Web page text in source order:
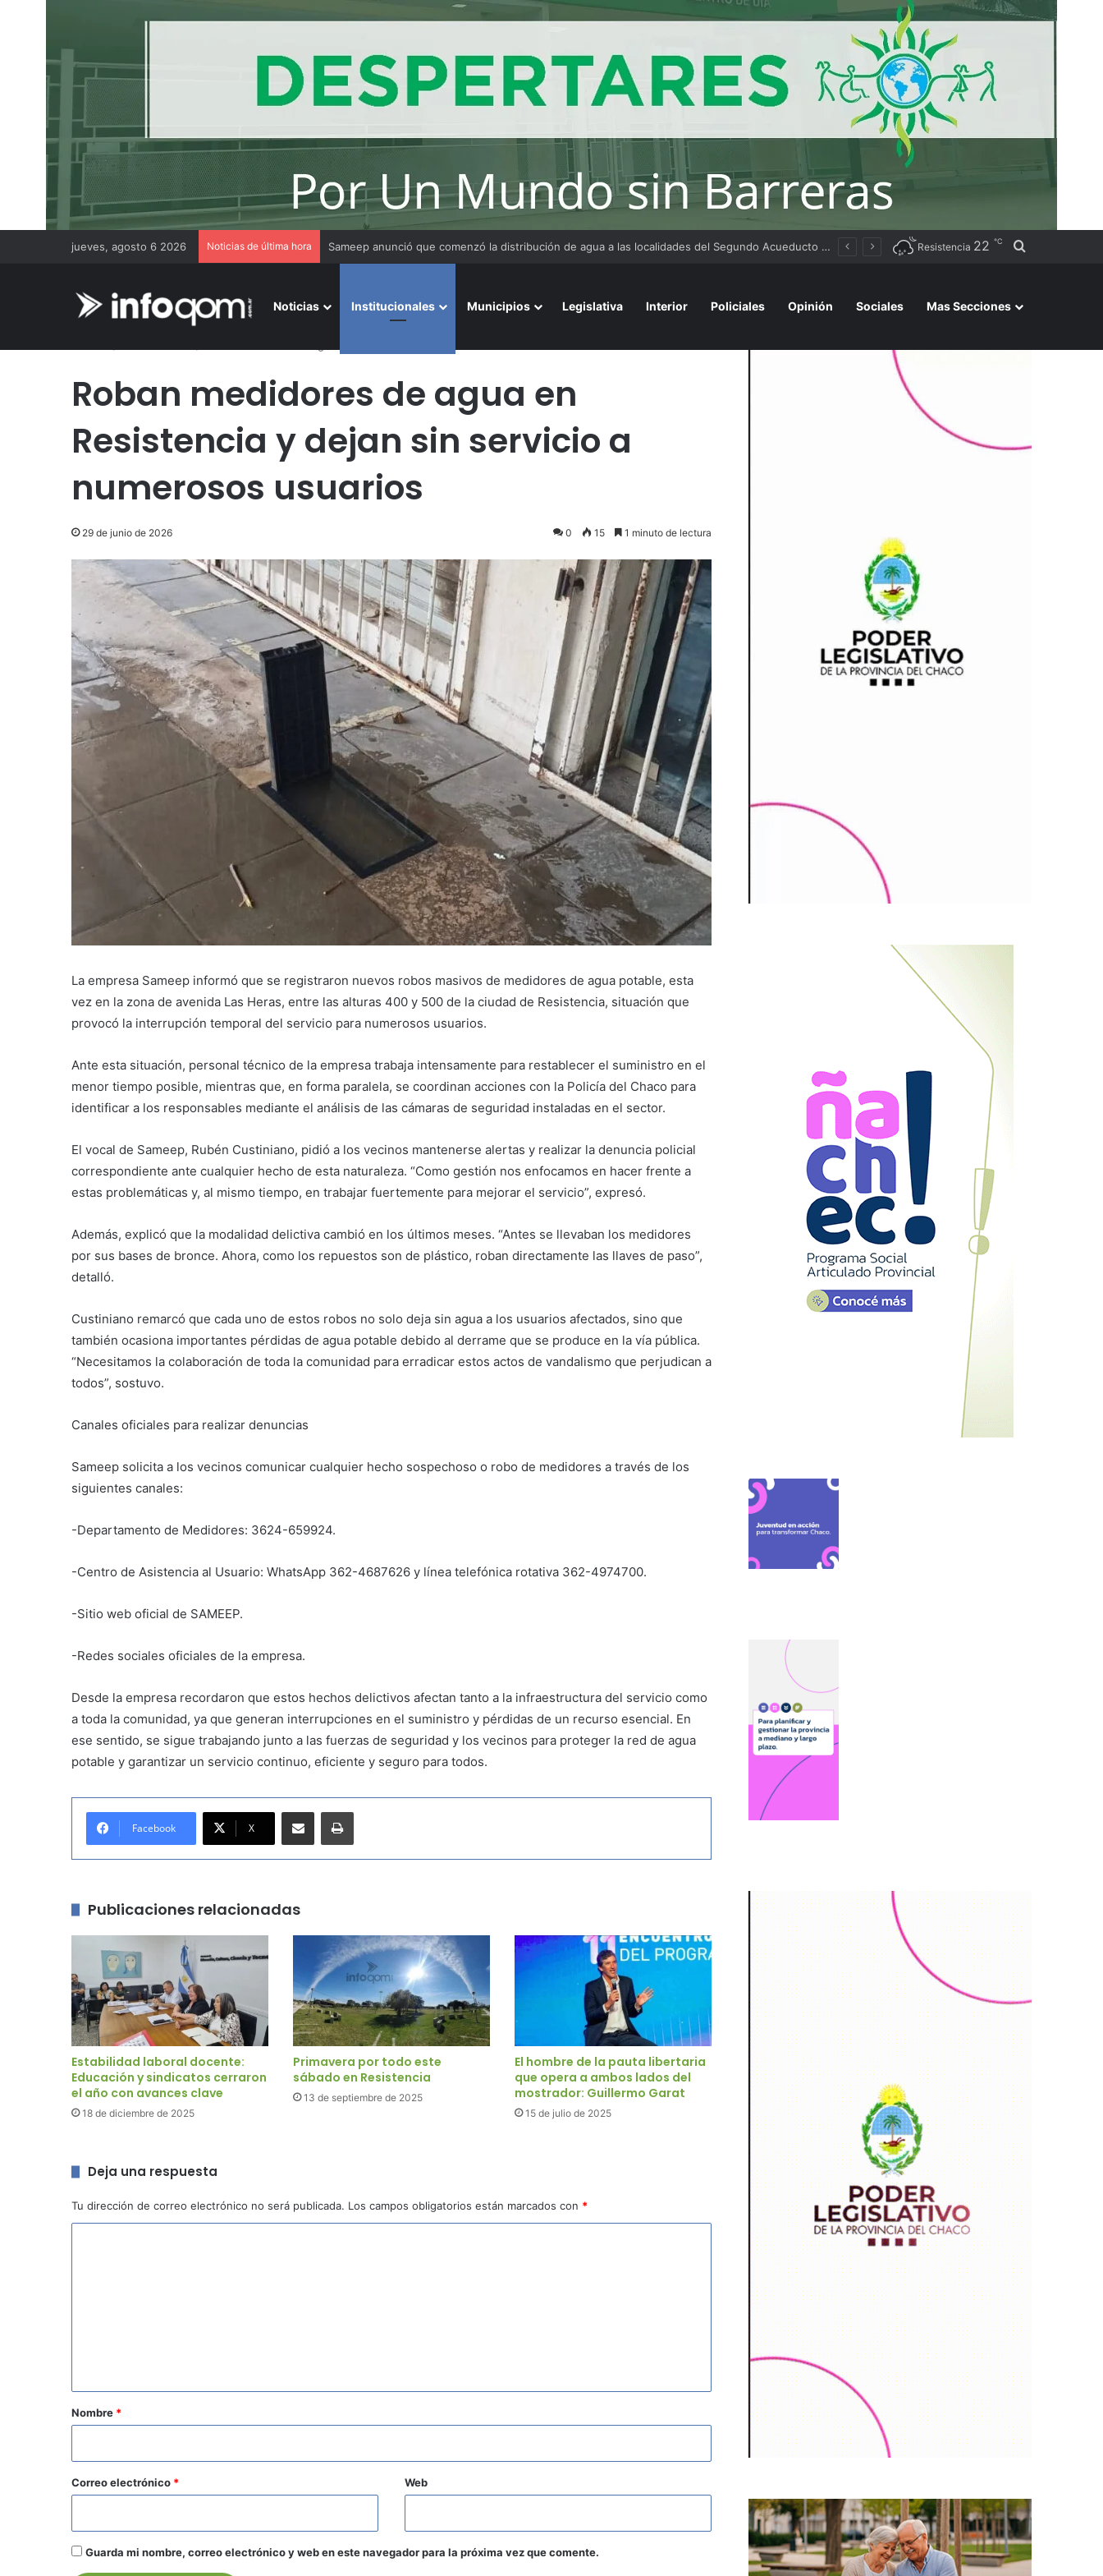
jueves, agosto 6 2026 Noticias de última hora Gremios y organizaciones sostienen la marcha pese a los cambios en la Ley de Tierras Resistencia 22 ℃ Buscar por
Noticias Institucionales Municipios Legislativa Interior Policiales Opinión Sociales Mas Secciones
Roban medidores de agua en
Resistencia y dejan sin servicio a
numerosos usuarios
29 de junio de 2026 0 15 1 minuto de lectura
La empresa Sameep informó que se registraron nuevos robos masivos de medidores de agua potable, esta
vez en la zona de avenida Las Heras, entre las alturas 400 y 500 de la ciudad de Resistencia, situación que
provocó la interrupción temporal del servicio para numerosos usuarios.
Ante esta situación, personal técnico de la empresa trabaja intensamente para restablecer el suministro en el
menor tiempo posible, mientras que, en forma paralela, se coordinan acciones con la Policía del Chaco para
identificar a los responsables mediante el análisis de las cámaras de seguridad instaladas en el sector.
El vocal de Sameep, Rubén Custiniano, pidió a los vecinos mantenerse alertas y realizar la denuncia policial
correspondiente ante cualquier hecho de esta naturaleza. “Como gestión nos enfocamos en hacer frente a
estas problemáticas y, al mismo tiempo, en trabajar fuertemente para mejorar el servicio”, expresó.
Además, explicó que la modalidad delictiva cambió en los últimos meses. “Antes se llevaban los medidores
por sus bases de bronce. Ahora, como los repuestos son de plástico, roban directamente las llaves de paso”,
detalló.
Custiniano remarcó que cada uno de estos robos no solo deja sin agua a los usuarios afectados, sino que
también ocasiona importantes pérdidas de agua potable debido al derrame que se produce en la vía pública.
“Necesitamos la colaboración de toda la comunidad para erradicar estos actos de vandalismo que perjudican a
todos”, sostuvo.
Canales oficiales para realizar denuncias
Sameep solicita a los vecinos comunicar cualquier hecho sospechoso o robo de medidores a través de los
siguientes canales:
-Departamento de Medidores: 3624-659924.
-Centro de Asistencia al Usuario: WhatsApp 362-4687626 y línea telefónica rotativa 362-4974700.
-Sitio web oficial de SAMEEP.
-Redes sociales oficiales de la empresa.
Desde la empresa recordaron que estos hechos delictivos afectan tanto a la infraestructura del servicio como
a toda la comunidad, ya que generan interrupciones en el suministro y pérdidas de un recurso esencial. En
ese sentido, se sigue trabajando junto a las fuerzas de seguridad y los vecinos para proteger la red de agua
potable y garantizar un servicio continuo, eficiente y seguro para todos.
Facebook X
Publicaciones relacionadas
Estabilidad laboral docente:
Educación y sindicatos cerraron
el año con avances clave
18 de diciembre de 2025
Primavera por todo este
sábado en Resistencia
13 de septiembre de 2025
El hombre de la pauta libertaria
que opera a ambos lados del
mostrador: Guillermo Garat
15 de julio de 2025
Deja una respuesta
Tu dirección de correo electrónico no será publicada. Los campos obligatorios están marcados con *
r
o
*
Nombre *
Correo electrónico * Web
Guarda mi nombre, correo electrónico y web en este navegador para la próxima vez que comente.